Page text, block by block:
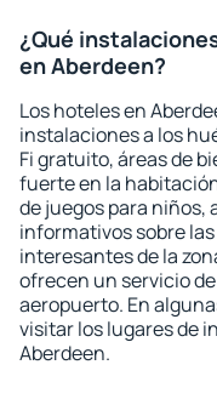
¿Qué
en Aberdeen?
Los hoteles en
instalaciones a los
Fi gratuito, áreas de
fuerte en la
de juegos para
informativos sobre
interesantes de la
ofrecen un servicio
aeropuerto. En
visitar los lugares de
Aberdeen.